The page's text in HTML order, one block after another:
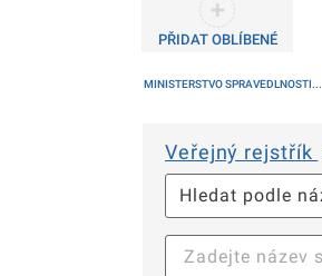
PŘIDAT OBLÍBENÉ
MINISTERSTVO SPRAVEDLNOSTI...
Veřejný rejstřík